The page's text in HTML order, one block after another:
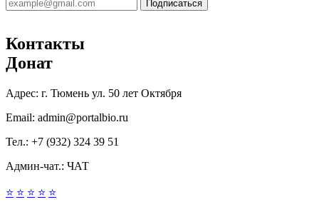
Подписаться
Контакты
Донат
Адрес: г. Тюмень ул. 50 лет Октября
Email: admin@portalbio.ru
Тел.: +7 (932) 324 39 51
Админ-чат.: ЧАТ
⭐ ⭐ ⭐ ⭐ ⭐